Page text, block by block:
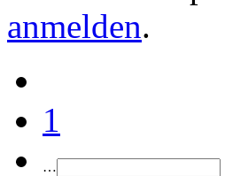
anmelden.
1
…